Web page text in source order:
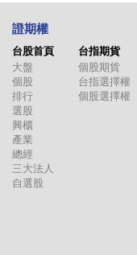
證期權
台股首頁
大盤
個股
排行
選股
興櫃
產業
總經
三大法人
自選股
台指期貨
個股期貨
台指選擇權
個股選擇權